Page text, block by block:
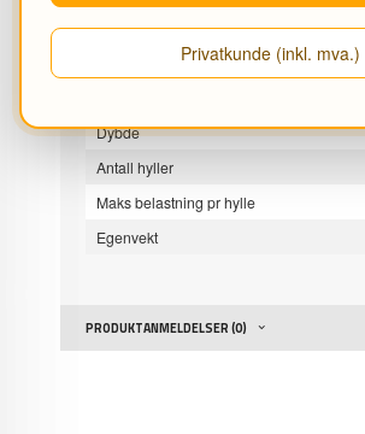
Privatkunde (inkl. mva.)
SPESIFIKASJONER
Dybde
Antall hyller
Maks belastning pr hylle
Egenvekt
PRODUKTANMELDELSER (0)